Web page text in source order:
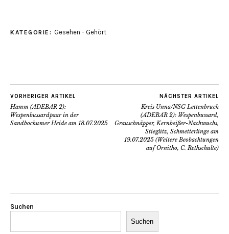
KATEGORIE: Gesehen - Gehört
VORHERIGER ARTIKEL
Hamm (ADEBAR 2):
Wespenbussardpaar in der
Sandbochumer Heide am 18.07.2025
NÄCHSTER ARTIKEL
Kreis Unna/NSG Lettenbruch
(ADEBAR 2): Wespenbussard,
Grauschnäpper, Kernbeißer-Nachwuchs,
Stieglitz, Schmetterlinge am
19.07.2025 (Weitere Beobachtungen
auf Ornitho, C. Rethschulte)
Suchen
Suchen